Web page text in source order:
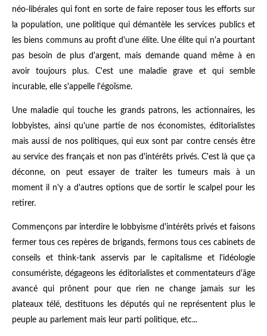
néo-libérales qui font en sorte de faire reposer tous les efforts sur
la population, une politique qui démantèle les services publics et
les biens communs au profit d'une élite. Une élite qui n'a pourtant
pas besoin de plus d'argent, mais demande quand même à en
avoir toujours plus. C'est une maladie grave et qui semble
incurable, elle s'appelle l'égoïsme.
Une maladie qui touche les grands patrons, les actionnaires, les
lobbyistes, ainsi qu'une partie de nos économistes, éditorialistes
mais aussi de nos politiques, qui eux sont par contre censés être
au service des français et non pas d'intérêts privés. C'est là que ça
déconne, on peut essayer de traiter les tumeurs mais à un
moment il n'y a d'autres options que de sortir le scalpel pour les
retirer.
Commençons par interdire le lobbyisme d'intérêts privés et faisons
fermer tous ces repères de brigands, fermons tous ces cabinets de
conseils et think-tank asservis par le capitalisme et l'idéologie
consumériste, dégageons les éditorialistes et commentateurs d'âge
avancé qui prônent pour que rien ne change jamais sur les
plateaux télé, destituons les députés qui ne représentent plus le
peuple au parlement mais leur parti politique, etc...